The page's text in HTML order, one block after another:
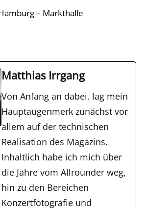
– Markthalle
Matthias Irrgang
Von Anfang an dabei, lag mein
Hauptaugenmerk zunächst vor
allem auf der technischen
Realisation des Magazins.
Inhaltlich habe ich mich über
die Jahre vom Allrounder weg,
hin zu den Bereichen
Konzertfotografie und